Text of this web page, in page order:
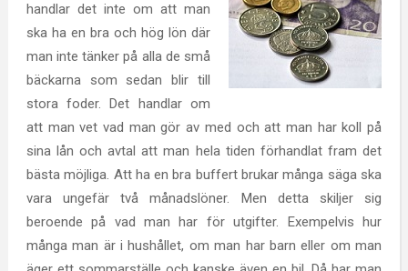
handlar det inte om att man
ska ha en bra och hög lön där
man inte tänker på alla de små
bäckarna som sedan blir till
stora foder. Det handlar om
att man vet vad man gör av med och att man har koll på
sina lån och avtal att man hela tiden förhandlat fram det
bästa möjliga. Att ha en bra buffert brukar många säga ska
vara ungefär två månadslöner. Men detta skiljer sig
beroende på vad man har för utgifter. Exempelvis hur
många man är i hushållet, om man har barn eller om man